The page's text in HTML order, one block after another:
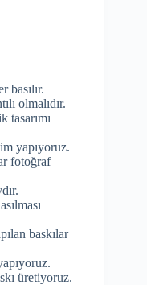
basılır.
olmalıdır.
tasarımı
yapıyoruz.
fotoğraf
baskılar
üretiyoruz.